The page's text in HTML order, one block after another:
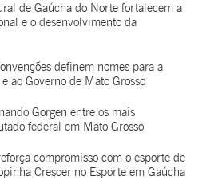
de Gaúcha do Norte fortalecem a
e o desenvolvimento da
definem nomes para a
ao Governo de Mato Grosso
Gorgen entre os mais
federal em Mato Grosso
compromisso com o esporte de
Crescer no Esporte em Gaúcha